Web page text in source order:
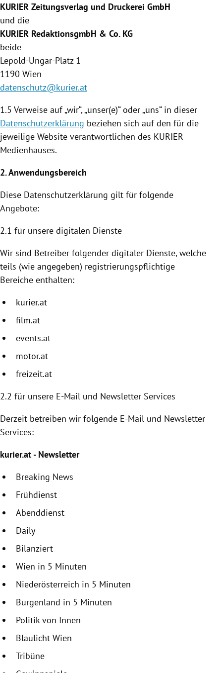
KURIER Zeitungsverlag und Druckerei GmbH
und die
KURIER RedaktionsgmbH & Co. KG
beide
Lepold-Ungar-Platz 1
1190 Wien
datenschutz@kurier.at
1.5 Verweise auf „wir“, „unser(e)“ oder „uns“ in dieser
Datenschutzerklärung beziehen sich auf den für die
jeweilige Website verantwortlichen des KURIER
Medienhauses.
2. Anwendungsbereich
Diese Datenschutzerklärung gilt für folgende
Angebote:
2.1 für unsere digitalen Dienste
Wir sind Betreiber folgender digitaler Dienste, welche
teils (wie angegeben) registrierungspflichtige
Bereiche enthalten:
kurier.at
film.at
events.at
motor.at
freizeit.at
2.2 für unsere E-Mail und Newsletter Services
Derzeit betreiben wir folgende E-Mail und Newsletter
Services:
kurier.at - Newsletter
Breaking News
Frühdienst
Abenddienst
Daily
Bilanziert
Wien in 5 Minuten
Niederösterreich in 5 Minuten
Burgenland in 5 Minuten
Politik von Innen
Blaulicht Wien
Tribüne